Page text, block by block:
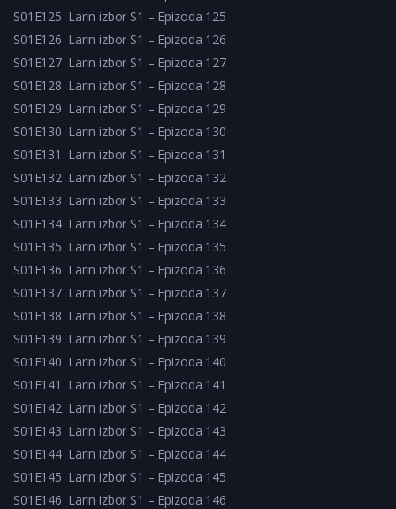
S01E125 Larin izbor S1 – Epizoda 125
S01E126 Larin izbor S1 – Epizoda 126
S01E127 Larin izbor S1 – Epizoda 127
S01E128 Larin izbor S1 – Epizoda 128
S01E129 Larin izbor S1 – Epizoda 129
S01E130 Larin izbor S1 – Epizoda 130
S01E131 Larin izbor S1 – Epizoda 131
S01E132 Larin izbor S1 – Epizoda 132
S01E133 Larin izbor S1 – Epizoda 133
S01E134 Larin izbor S1 – Epizoda 134
S01E135 Larin izbor S1 – Epizoda 135
S01E136 Larin izbor S1 – Epizoda 136
S01E137 Larin izbor S1 – Epizoda 137
S01E138 Larin izbor S1 – Epizoda 138
S01E139 Larin izbor S1 – Epizoda 139
S01E140 Larin izbor S1 – Epizoda 140
S01E141 Larin izbor S1 – Epizoda 141
S01E142 Larin izbor S1 – Epizoda 142
S01E143 Larin izbor S1 – Epizoda 143
S01E144 Larin izbor S1 – Epizoda 144
S01E145 Larin izbor S1 – Epizoda 145
S01E146 Larin izbor S1 – Epizoda 146